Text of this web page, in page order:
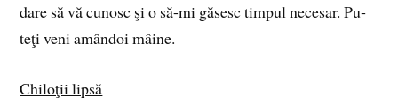
da­re să vă cu­nosc şi o să-mi gă­sesc tim­pul ne­ce­sar. Pu­
teţi veni amân­doi mâi­ne.
Chi­lo­ţii lip­să